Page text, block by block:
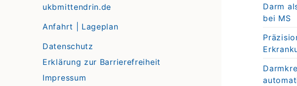
ukbmittendrin.de
Anfahrt | Lageplan
Datenschutz
Erklärung zur Barrierefreiheit
Impressum
Darm
bei MS